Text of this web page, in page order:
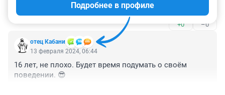
Это все новости о рыбалке на воблу?
+0 –0
отец Кабани
Подробнее в профиле
13 февраля 2024, 06:44
16 лет, не плохо. Будет время подумать о своём
поведении. 😎